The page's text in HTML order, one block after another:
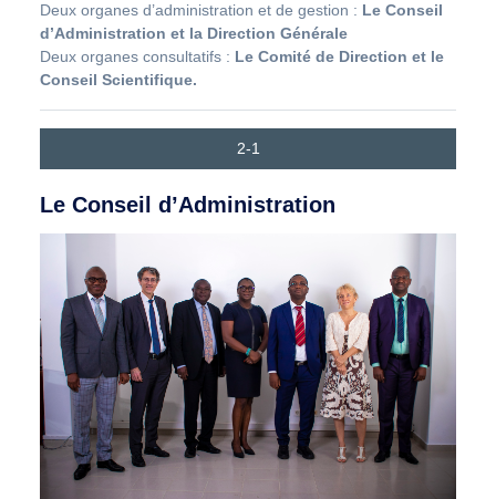
Deux organes d’administration et de gestion : Le Conseil
d’Administration et la Direction Générale
Deux organes consultatifs : Le Comité de Direction et le
Conseil Scientifique.
2-1
Le Conseil d’Administration